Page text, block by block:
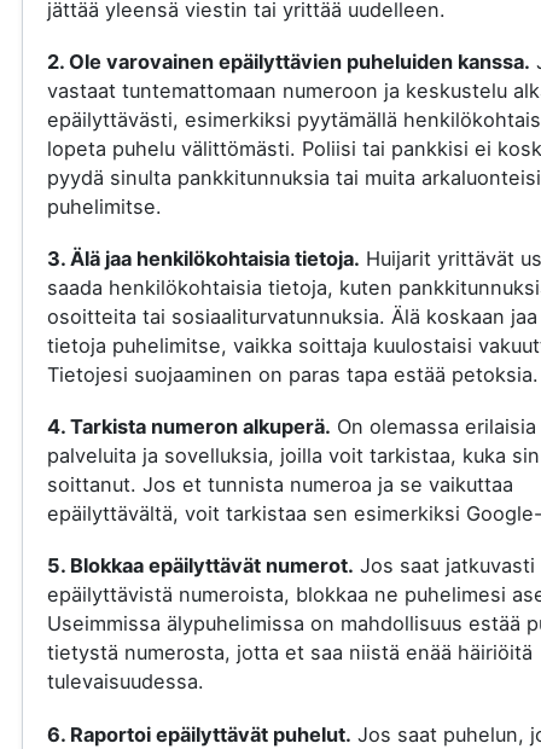
jättää yleensä viestin tai yrittää uudelleen.
2. Ole varovainen epäilyttävien puheluiden kanssa.
vastaat tuntemattomaan numeroon ja keskustelu
epäilyttävästi, esimerkiksi pyytämällä
lopeta puhelu välittömästi. Poliisi tai pankkisi ei
pyydä sinulta pankkitunnuksia tai muita
puhelimitse.
3. Älä jaa henkilökohtaisia tietoja. Huijarit yrittävät
saada henkilökohtaisia tietoja, kuten
osoitteita tai sosiaaliturvatunnuksia. Älä koskaan
tietoja puhelimitse, vaikka soittaja kuulostaisi
Tietojesi suojaaminen on paras tapa estää petoksia.
4. Tarkista numeron alkuperä. On olemassa erilaisia
palveluita ja sovelluksia, joilla voit tarkistaa, kuka
soittanut. Jos et tunnista numeroa ja se vaikuttaa
epäilyttävältä, voit tarkistaa sen esimerkiksi
5. Blokkaa epäilyttävät numerot. Jos saat jatkuvasti
epäilyttävistä numeroista, blokkaa ne puhelimesi
Useimmissa älypuhelimissa on mahdollisuus estää
tietystä numerosta, jotta et saa niistä enää häiriöitä
tulevaisuudessa.
6. Raportoi epäilyttävät puhelut. Jos saat puhelun,